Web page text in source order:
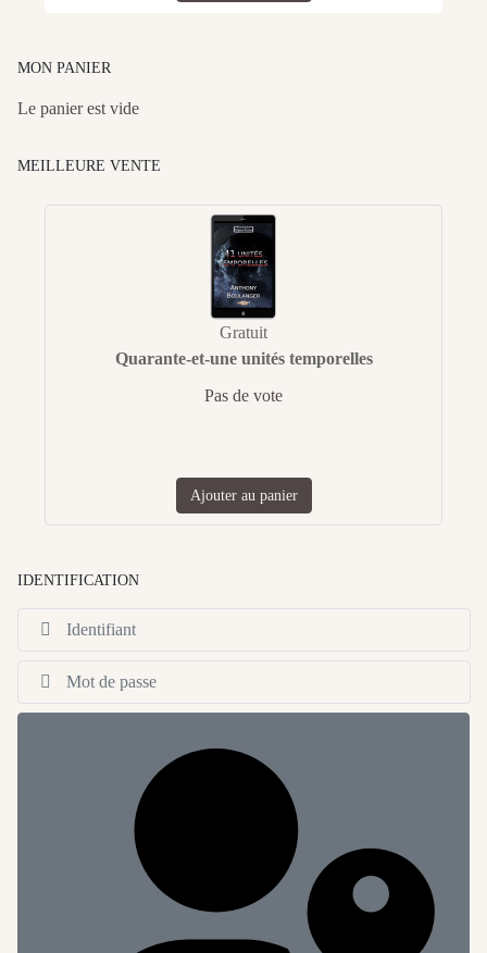
MON PANIER
Le panier est vide
MEILLEURE VENTE
Gratuit
Quarante-et-une unités temporelles
Pas de vote
Ajouter au panier
IDENTIFICATION